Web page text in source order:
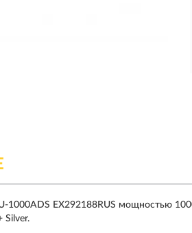
1000ADS EX292188RUS мощностью
Silver.